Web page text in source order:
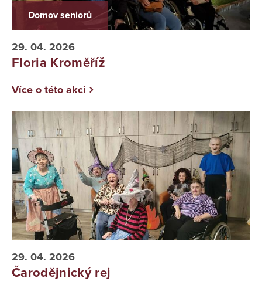
Domov seniorů
29. 04. 2026
Floria Kroměříž
Více o této akci
29. 04. 2026
Čarodějnický rej